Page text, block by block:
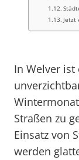
Jetzt
In Welver
Straßen zu
Einsatz von
werden